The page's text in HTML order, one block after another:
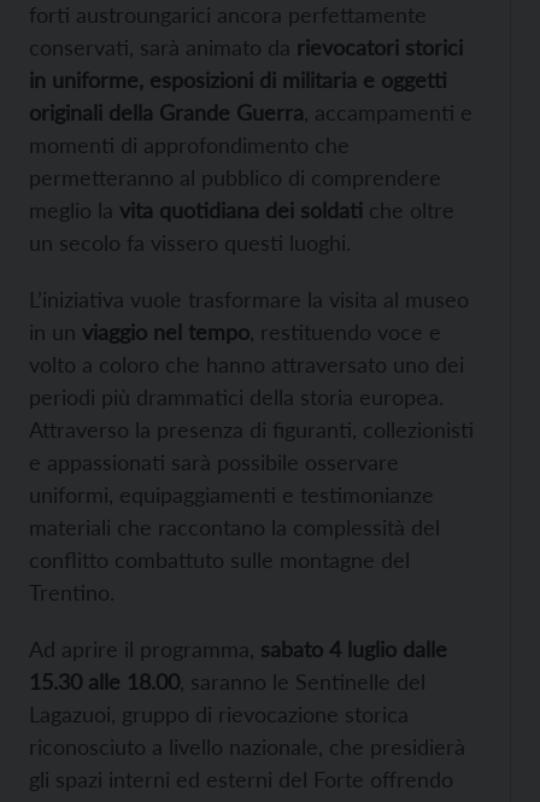
forti austroungarici ancora perfettamente
conservati, sarà animato da rievocatori storici
in uniforme, esposizioni di militaria e oggetti
originali della Grande Guerra , accampamenti e
momenti di approfondimento che
permetteranno al pubblico di comprendere
meglio la vita quotidiana dei soldati che oltre
un secolo fa vissero questi luoghi.
L’iniziativa vuole trasformare la visita al museo
in un viaggio nel tempo , restituendo voce e
volto a coloro che hanno attraversato uno dei
periodi più drammatici della storia europea.
Attraverso la presenza di figuranti, collezionisti
e appassionati sarà possibile osservare
uniformi, equipaggiamenti e testimonianze
materiali che raccontano la complessità del
conflitto combattuto sulle montagne del
Trentino.
Ad aprire il programma, sabato 4 luglio dalle
15.30 alle 18.00 , saranno le Sentinelle del
Lagazuoi, gruppo di rievocazione storica
riconosciuto a livello nazionale, che presidierà
gli spazi interni ed esterni del Forte offrendo